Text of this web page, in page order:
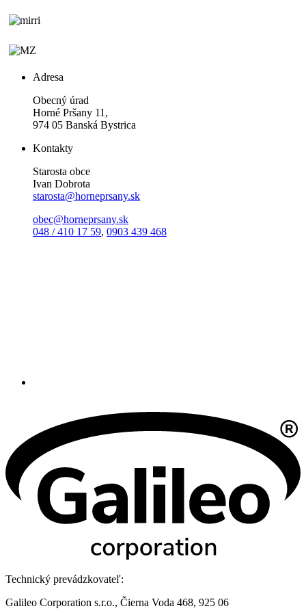
Adresa
Obecný úrad
Horné Pršany 11,
974 05 Banská Bystrica
Kontakty
Starosta obce
Ivan Dobrota
starosta@horneprsany.sk
obec@horneprsany.sk
048 / 410 17 59, 0903 439 468
Technický prevádzkovateľ:
Galileo Corporation s.r.o., Čierna Voda 468, 925 06